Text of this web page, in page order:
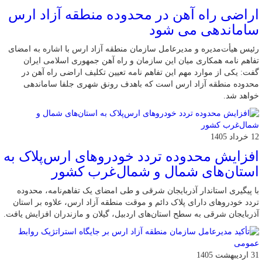
اراضی راه آهن در محدوده منطقه آزاد ارس
ساماندهی می شود
رئیس هیأت‌مدیره و مدیرعامل سازمان منطقه آزاد ارس با اشاره به امضای
تفاهم نامه همکاری میان این سازمان و راه آهن جمهوری اسلامی ایران
گفت: یکی از موارد مهم این تفاهم نامه تعیین تکلیف اراضی راه آهن در
محدوده منطقه آزاد ارس است که باهدف رونق شهری جلفا ساماندهی
خواهد شد.
12 خرداد 1405
افزایش محدوده تردد خودروهای ارس‌پلاک به
استان‌های شمال و شمال‌غرب کشور
با پیگیری استاندار آذربایجان شرقی و طی امضای یک تفاهم‌نامه، محدوده
تردد خودروهای دارای پلاک دائم و موقت منطقه آزاد ارس، علاوه بر استان
آذربایجان شرقی به سطح استان‌های اردبیل، گیلان و مازندران افزایش یافت.
31 اردیبهشت 1405